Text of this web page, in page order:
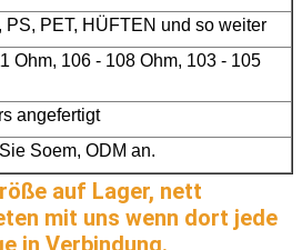
PS, PET, HÜFTEN und so weiter
Ohm, 106 - 108 Ohm, 103 - 105
angefertigt
Soem, ODM an.
auf Lager, nett
mit uns wenn dort jede
in Verbindung.